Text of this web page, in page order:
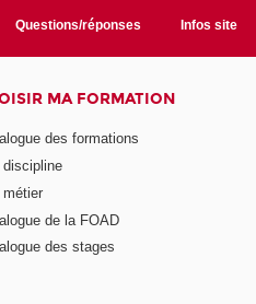
Questions/réponses Infos site
MA FORMATION
des formations
discipline
métier
de la FOAD
des stages